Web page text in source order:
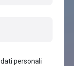
personali